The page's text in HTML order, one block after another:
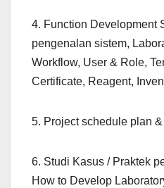
4. Function Development
pengenalan sistem,
Workflow, User & Role,
Certificate, Reagent,
5. Project schedule plan
6. Studi Kasus / Praktek
How to Develop